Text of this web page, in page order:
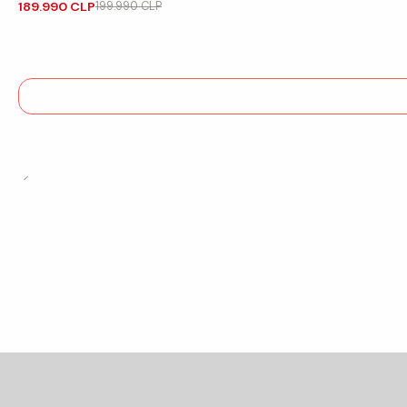
189.990 CLP199.990 CLP